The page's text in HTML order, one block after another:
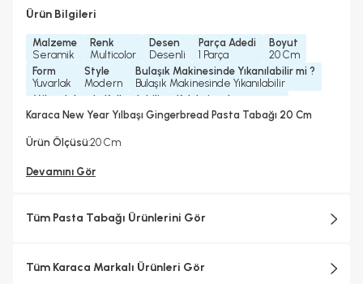
Ürün Bilgileri
Malzeme
Seramik
Renk
Multicolor
Desen
Desenli
Parça Adedi
1 Parça
Boyut
20 Cm
Form
Yuvarlak
Style
Modern
Bulaşık Makinesinde Yıkanılabilir mi ?
Bulaşık Makinesinde Yıkanılabilir
Mikrodalgada Kullanılabilir
Hayır
Koleksiyonlar
New Year Koleksiyonu
2 Yıl
Karaca New Year Yılbaşı Gingerbread Pasta Tabağı 20 Cm
Ürün Ölçüsü:20 Cm
Devamını Gör
Tüm Pasta Tabağı Ürünlerini Gör
Tüm Karaca Markalı Ürünleri Gör